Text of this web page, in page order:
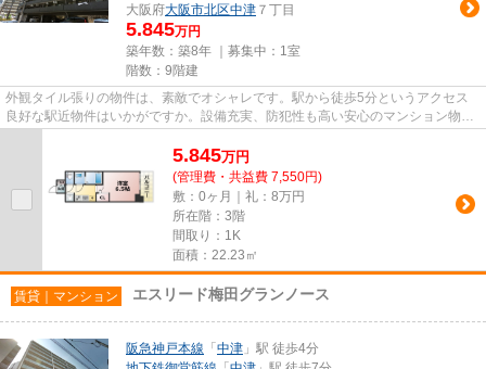
大阪府大阪市北区中津 ７丁目
5.845万円
築年数：築8年 ｜募集中： 1室
階数：9階建
外観タイル張りの物件は、素敵でオシャレです。駅から徒歩5分というアクセス
良好な駅近物件はいかがですか。設備充実、防犯性も高い安心のマンション物件
5.845万円
(管理費・共益費 7,550円)
敷：0ヶ月｜礼：8万円
所在階：3階
間取り：1K
面積：22.23㎡
賃貸｜マンション エスリード梅田グランノース
阪急神戸本線 「 中津 」駅 徒歩4分